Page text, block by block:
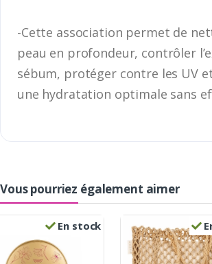
-Cette association permet de
peau en profondeur, contrôler
sébum, protéger contre les UV
une hydratation optimale sans
Vous pourriez également aimer
En stock